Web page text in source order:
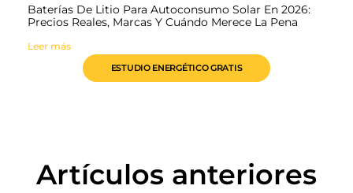
Baterías De Litio Para Autoconsumo Solar En 2026:
Precios Reales, Marcas Y Cuándo Merece La Pena
Leer más
ESTUDIO ENERGÉTICO GRATIS
Artículos anteriores